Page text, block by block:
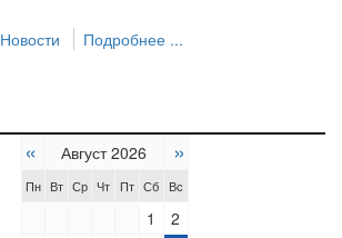
Новости Подробнее ...
« Август 2026 »
Пн Вт Ср Чт Пт Сб Вс
1
2